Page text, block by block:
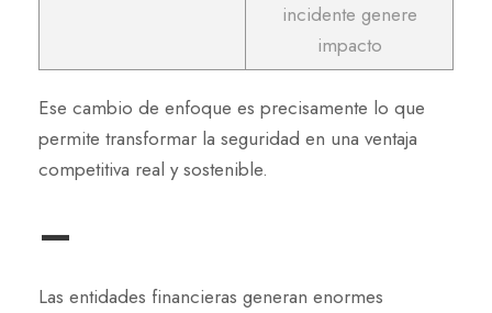
incidente genere
impacto
Ese cambio de enfoque es precisamente lo que
permite transformar la seguridad en una ventaja
competitiva real y sostenible.
–
Las entidades financieras generan enormes